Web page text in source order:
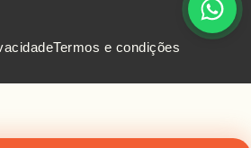
Termos e condições